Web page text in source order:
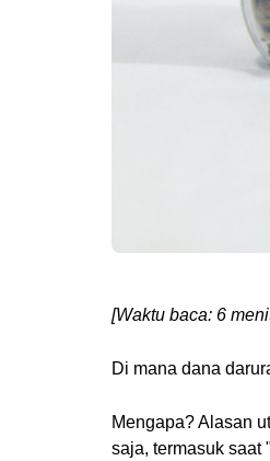
[Waktu baca: 6
Di mana dana
Mengapa? Alasan
saja, termasuk saat